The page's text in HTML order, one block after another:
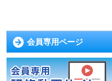
会員専用ページ